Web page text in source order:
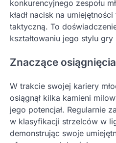
konkurencyjnego zespołu
kładł nacisk na
taktyczną. To
kształtowaniu jego stylu
Znaczące
W trakcie swojej kariery
osiągnął kilka kamieni
jego potencjał. Regularnie
w klasyfikacji strzelców w
demonstrując swoje